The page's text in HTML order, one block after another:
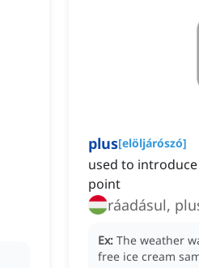
plus[elöljárószó]
used to
point
ráadásul,
Ex: The weather
free ice cream